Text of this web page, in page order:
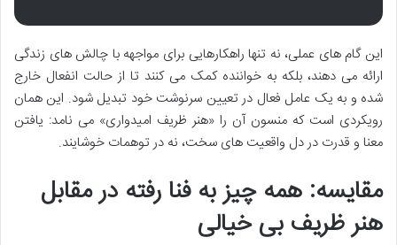
این گام های عملی، نه تنها راهکارهایی برای مواجهه با چالش های زندگی
ارائه می دهند، بلکه به خواننده کمک می کنند تا از حالت انفعال خارج
شده و به یک عامل فعال در تعیین سرنوشت خود تبدیل شود. این همان
رویکردی است که منسون آن را «هنر ظریف امیدواری» می نامد: یافتن
معنا و قدرت در دل واقعیت های سخت، نه در توهمات خوشایند.
مقایسه: همه چیز به فنا رفته در مقابل
هنر ظریف بی خیالی